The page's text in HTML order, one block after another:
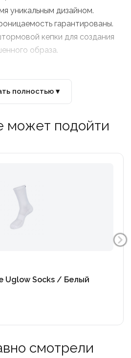
уникальным дизайном.
гарантированы.
кепки для создания
образа.
полностью ▾
может подойти
Uglow Socks / Белый
смотрели